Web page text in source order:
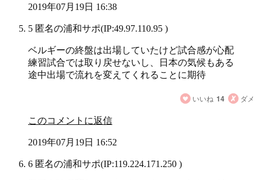
2019年07月19日 16:38
5 匿名の浦和サポ(IP:49.97.110.95 )
ベルギーの終盤は出場していたけど試合感が心配
練習試合では取り戻せないし、日本の気候もある
途中出場で流れを変えてくれることに期待
いいね 14 ダメ
このコメントに返信
2019年07月19日 16:52
6 匿名の浦和サポ(IP:119.224.171.250 )